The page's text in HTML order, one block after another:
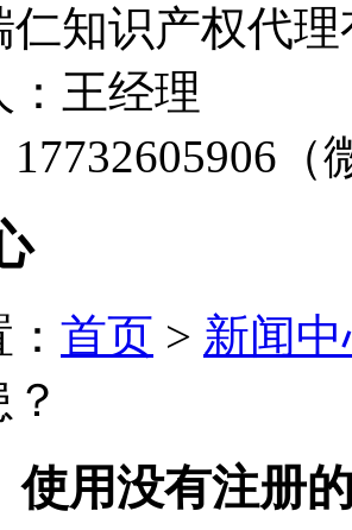
仁知识产权代
：王经理
17732605906（
首页 > 新闻
使用没有注册